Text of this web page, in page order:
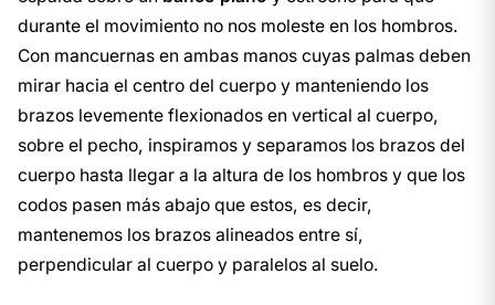
durante el movimiento no nos moleste en los hombros.
Con mancuernas en ambas manos cuyas palmas deben
mirar hacia el centro del cuerpo y manteniendo los
brazos levemente flexionados en vertical al cuerpo,
sobre el pecho, inspiramos y separamos los brazos del
cuerpo hasta llegar a la altura de los hombros y que los
codos pasen más abajo que estos, es decir,
mantenemos los brazos alineados entre sí,
perpendicular al cuerpo y paralelos al suelo.